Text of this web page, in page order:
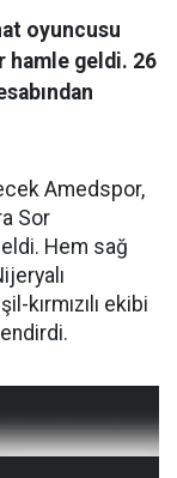
oyuncusu
hamle geldi. 26
Amedspor,
Sor
Hem sağ
kırmızılı ekibi